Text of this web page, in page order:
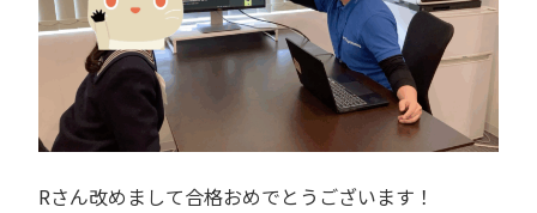
Rさん改めまして合格おめでとうございます！